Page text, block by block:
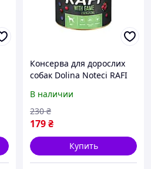
Консерва для дорослих
собак Dolina Noteci RAFI
журавлина, 800 г
В наличии
179₴
230 ₴
Купить